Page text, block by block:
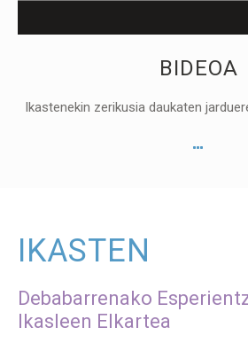
BIDEOA
Ikastenekin zerikusia daukaten
IKASTEN
Debabarrenako
Ikasleen Elkartea